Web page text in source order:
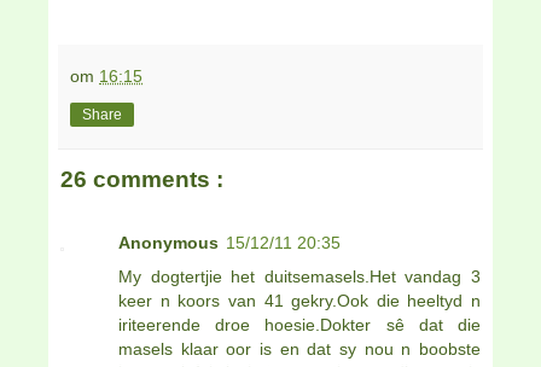
om 16:15
Share
26 comments :
Anonymous 15/12/11 20:35
My dogtertjie het duitsemasels.Het vandag 3
keer n koors van 41 gekry.Ook die heeltyd n
iriteerende droe hoesie.Dokter sê dat die
masels klaar oor is en dat sy nou n boobste